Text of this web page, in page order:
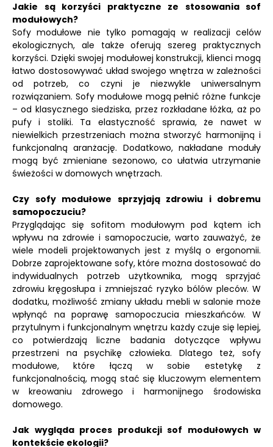
Jakie są korzyści praktyczne ze stosowania sof
modułowych?
Sofy modułowe nie tylko pomagają w realizacji celów
ekologicznych, ale także oferują szereg praktycznych
korzyści. Dzięki swojej modułowej konstrukcji, klienci mogą
łatwo dostosowywać układ swojego wnętrza w zależności
od potrzeb, co czyni je niezwykle uniwersalnym
rozwiązaniem. Sofy modułowe mogą pełnić różne funkcje
– od klasycznego siedziska, przez rozkładane łóżka, aż po
pufy i stoliki. Ta elastyczność sprawia, że nawet w
niewielkich przestrzeniach można stworzyć harmonijną i
funkcjonalną aranżację. Dodatkowo, nakładane moduły
mogą być zmieniane sezonowo, co ułatwia utrzymanie
świeżości w domowych wnętrzach.
Czy sofy modułowe sprzyjają zdrowiu i dobremu
samopoczuciu?
Przyglądając się sofitom modułowym pod kątem ich
wpływu na zdrowie i samopoczucie, warto zauważyć, że
wiele modeli projektowanych jest z myślą o ergonomii.
Dobrze zaprojektowane sofy, które można dostosować do
indywidualnych potrzeb użytkownika, mogą sprzyjać
zdrowiu kręgosłupa i zmniejszać ryzyko bólów pleców. W
dodatku, możliwość zmiany układu mebli w salonie może
wpłynąć na poprawę samopoczucia mieszkańców. W
przytulnym i funkcjonalnym wnętrzu każdy czuje się lepiej,
co potwierdzają liczne badania dotyczące wpływu
przestrzeni na psychikę człowieka. Dlatego też, sofy
modułowe, które łączą w sobie estetykę z
funkcjonalnością, mogą stać się kluczowym elementem
w kreowaniu zdrowego i harmonijnego środowiska
domowego.
Jak wygląda proces produkcji sof modułowych w
kontekście ekologii?